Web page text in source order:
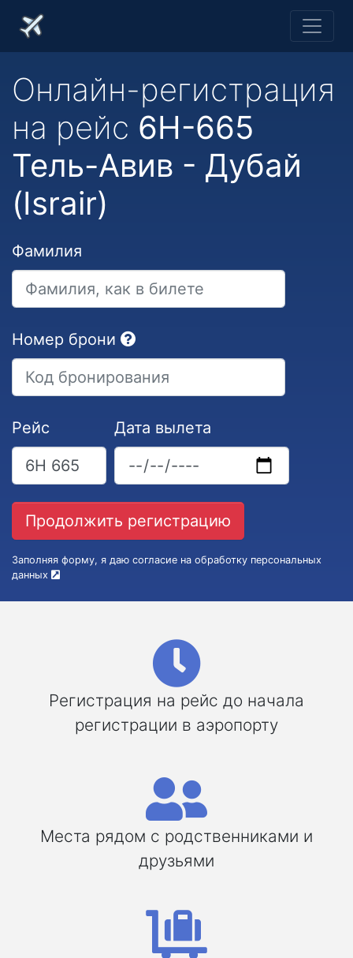
Онлайн-регистрация
на рейс 6H-665
Тель-Авив - Дубай
(Israir)
Фамилия
Номер брони
Рейс Дата вылета
Заполняя форму, я даю согласие на обработку персональных
данных
Регистрация на рейс до начала
регистрации в аэропорту
Места рядом с родственниками и
друзьями